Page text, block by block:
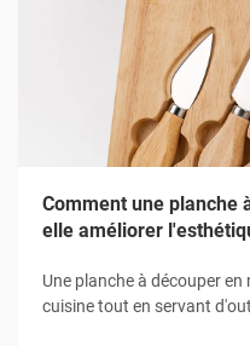
Comment une planche
elle améliorer
Une planche à découper
cuisine tout en servant